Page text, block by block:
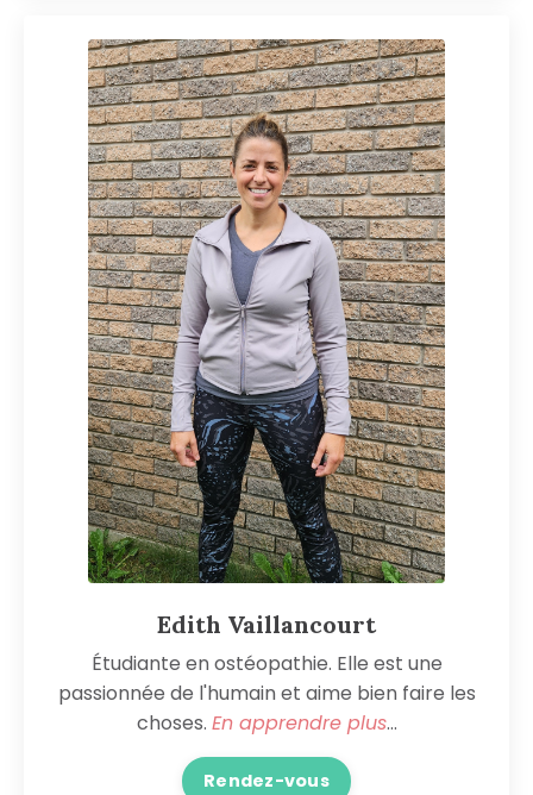
Edith Vaillancourt
Étudiante en ostéopathie. Elle est une
passionnée de l'humain et aime bien faire les
choses. En apprendre plus...
Rendez-vous